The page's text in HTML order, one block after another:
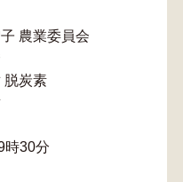
農業委員会
炭素
30分